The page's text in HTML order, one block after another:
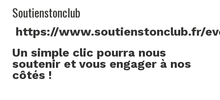
Soutienstonclub
https://www.soutienstonclub.fr/
Un simple clic pourra nous
soutenir et vous engager à nos
côtés !